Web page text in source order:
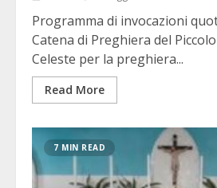
Programma di invocazioni
Catena di Preghiera del
Celeste per la preghiera...
Read More
7 MIN READ